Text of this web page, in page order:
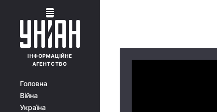
ІНФОРМАЦІЙНЕ
АГЕНТСТВО
Головна
Війна
Україна